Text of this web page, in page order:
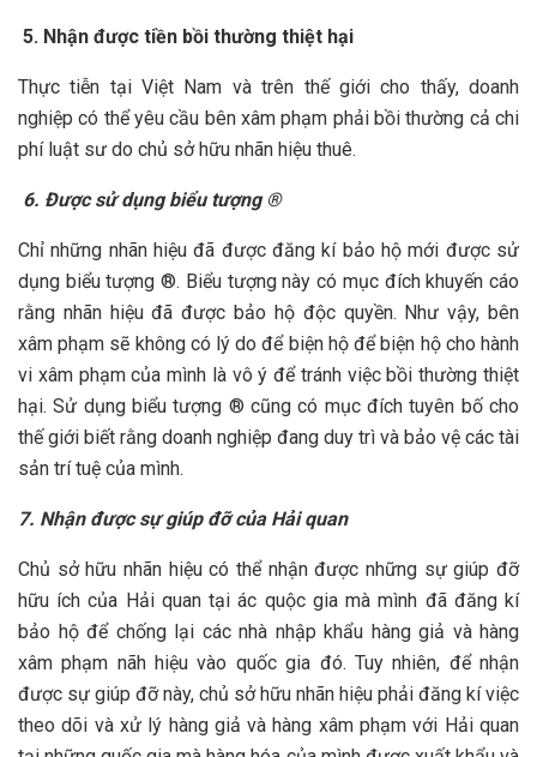
5. Nhận được tiền bồi thường thiệt hại
Thực tiễn tại Việt Nam và trên thế giới cho thấy, doanh
nghiệp có thể yêu cầu bên xâm phạm phải bồi thường cả chi
phí luật sư do chủ sở hữu nhãn hiệu thuê.
6. Được sử dụng biểu tượng ®
Chỉ những nhãn hiệu đã được đăng kí bảo hộ mới được sử
dụng biểu tượng ®. Biểu tượng này có mục đích khuyến cáo
rằng nhãn hiệu đã được bảo hộ độc quyền. Như vậy, bên
xâm phạm sẽ không có lý do để biện hộ để biện hộ cho hành
vi xâm phạm của mình là vô ý để tránh việc bồi thường thiệt
hại. Sử dụng biểu tượng ® cũng có mục đích tuyên bố cho
thế giới biết rằng doanh nghiệp đang duy trì và bảo vệ các tài
sản trí tuệ của mình.
7. Nhận được sự giúp đỡ của Hải quan
Chủ sở hữu nhãn hiệu có thể nhận được những sự giúp đỡ
hữu ích của Hải quan tại ác quộc gia mà mình đã đăng kí
bảo hộ để chống lại các nhà nhập khẩu hàng giả và hàng
xâm phạm nãh hiệu vào quốc gia đó. Tuy nhiên, để nhận
được sự giúp đỡ này, chủ sở hữu nhãn hiệu phải đăng kí việc
theo dõi và xử lý hàng giả và hàng xâm phạm với Hải quan